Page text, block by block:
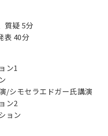
質疑 5分
表 40分
ン1
モセラエドガー氏講演
ン2
ョン